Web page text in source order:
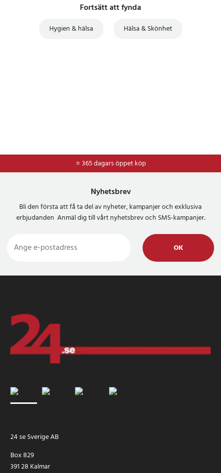
Fortsätt att fynda
Hygien & hälsa Hälsa & Skönhet
⭐ 365 dagars öppet köp
Nyhetsbrev
Bli den första att få ta del av nyheter, kampanjer och exklusiva
erbjudanden Anmäl dig till vårt nyhetsbrev och SMS-kampanjer.
OK
24 se Sverige AB
Box 829
391 28 Kalmar